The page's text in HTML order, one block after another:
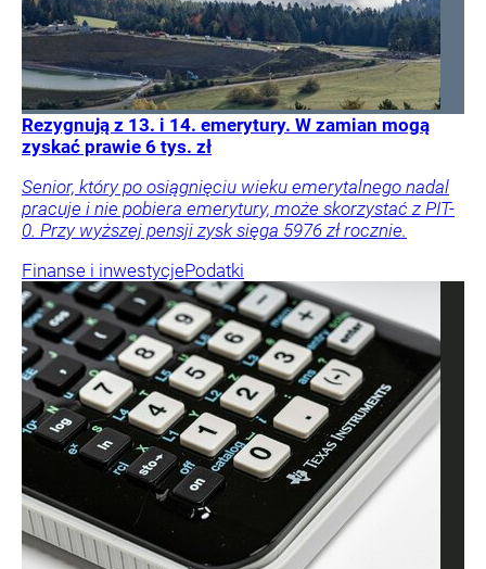
Rezygnują z 13. i 14. emerytury. W zamian mogą
zyskać prawie 6 tys. zł
Senior, który po osiągnięciu wieku emerytalnego nadal
pracuje i nie pobiera emerytury, może skorzystać z PIT-
0. Przy wyższej pensji zysk sięga 5976 zł rocznie.
Finanse i inwestycjePodatki